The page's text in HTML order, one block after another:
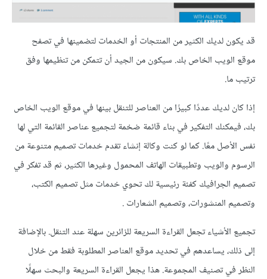
قد يكون لديك الكثير من المنتجات أو الخدمات لتضمينها في تصفح
موقع الويب الخاص بك. سيكون من الجيد أن تتمكن من تنظيمها وفق
ترتيب ما.
إذا كان لديك عددًا كبيرًا من العناصر للتنقل بينها في موقع الويب الخاص
بك، فيمكنك التفكير في بناء قائمة ضخمة لتجميع عناصر القائمة التي لها
نفس الأصل معًا. كما لو كنت وكالة إنشاء تقدم خدمات تصميم متنوعة من
الرسوم والويب وتطبيقات الهاتف المحمول وغيرها الكثير، ثم قد تفكر في
تصميم الجرافيك كفئة رئيسية لك تحوي خدمات مثل تصميم الكتب،
وتصميم المنشورات، وتصميم الشعارات .
تجميع الأشياء تجعل القراءة السريعة للزائرين سهلة عند التنقل. بالإضافة
إلى ذلك، يساعدهم في تحديد موقع العناصر المطلوبة فقط من خلال
النظر في تصنيف المجموعة. هذا يجعل القراءة السريعة والبحث سهلًا